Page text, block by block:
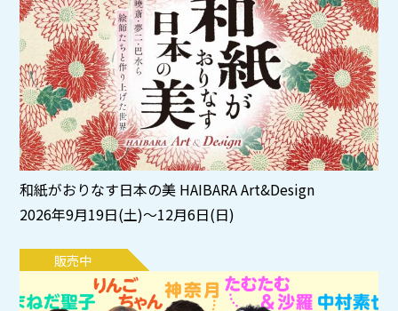
和紙がおりなす日本の美 HAIBARA Art&Design
2026年9月19日(土)～12月6日(日)
販売中